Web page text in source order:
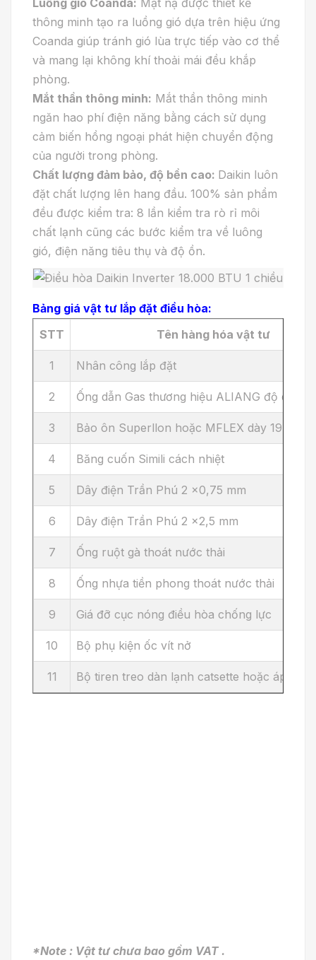
Luồng gió Coanda: Mặt nạ được thiết kế
thông minh tạo ra luồng gió dựa trên hiệu ứng
Coanda giúp tránh gió lùa trực tiếp vào cơ thể
và mang lại không khí thoải mái đều khắp
phòng.
Mắt thần thông minh: Mắt thần thông minh
ngăn hao phí điện năng bằng cách sử dụng
cảm biến hồng ngoại phát hiện chuyển động
của người trong phòng.
Chất lượng đảm bảo, độ bền cao: Daikin luôn
đặt chất lượng lên hang đầu. 100% sản phẩm
đều được kiểm tra: 8 lần kiểm tra rò rỉ môi
chất lạnh cũng các bước kiểm tra về luông
gió, điện năng tiêu thụ và độ ồn.
Bảng giá vật tư lắp đặt điều hòa:
STT
Tên hàng hóa vật tư
1 Nhân công lắp đặt
2 Ống dẫn Gas thương hiệu ALIANG độ dày
3 Bảo ôn Superllon hoặc MFLEX dày 19 mm
4 Băng cuốn Simili cách nhiệt
5 Dây điện Trần Phú 2 x0,75 mm
6 Dây điện Trần Phú 2 x2,5 mm
7 Ống ruột gà thoát nước thải
8 Ống nhựa tiền phong thoát nước thải
9 Giá đỡ cục nóng điều hòa chống lực
10 Bộ phụ kiện ốc vít nở
11 Bộ tiren treo dàn lạnh catsette hoặc áp trần
*Note : Vật tư chưa bao gồm VAT .